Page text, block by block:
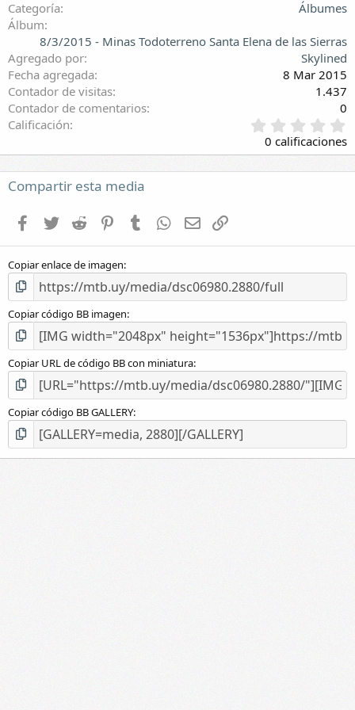
Categoría
Álbumes
Álbum
8/3/2015 - Minas Todoterreno Santa Elena de las Sierras
Agregado por
Skylined
Fecha agregada
8 Mar 2015
Contador de visitas
1.437
Contador de comentarios
0
Calificación
,
0
0
l
(
)
0 calificaciones
Compartir esta media
Facebook
Twitter Reddit PinterestTumblr WhatsApp
E-mail
Copiar enlace de imagen
Copiar código BB imagen
Copiar URL de código BB con miniatura
Copiar código BB GALLERY